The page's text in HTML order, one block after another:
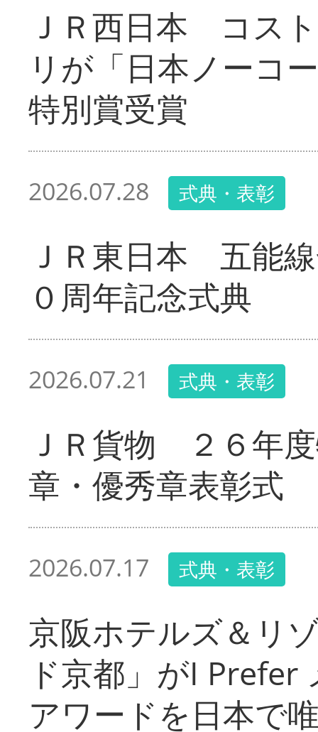
ＪＲ西日本 コス
リが「日本ノーコ
特別賞受賞
2026.07.28 式典・表彰
ＪＲ東日本 五能
０周年記念式典
2026.07.21 式典・表彰
ＪＲ貨物 ２６年
章・優秀章表彰式
2026.07.17 式典・表彰
京阪ホテルズ＆リ
ド京都」がI
アワードを日本で